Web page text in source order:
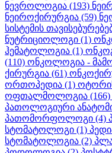
ნევროლოგია (193)
ნეიროქირურგია (59)
სისტემის
ნუტრიციოლოგი (1)
ჰემატოლოგია (1)
(110) ონკოლოგია -
ქირურგია (61)
ორთოპედია (1)
ოფთალმოლოგია (166)
პათოლოგიური
პათომორფოლოგი (4)
სტომატოლოგი (1)
სტომატოლოგია (2)